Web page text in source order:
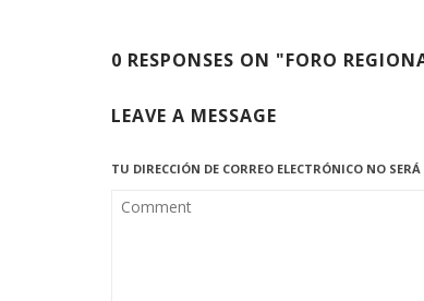
0 RESPONSES ON "FORO
LEAVE A MESSAGE
TU DIRECCIÓN DE CORREO ELECTRÓNICO NO